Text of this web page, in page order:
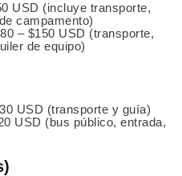
USD (incluye transporte,
campamento)
– $150 USD (transporte,
de equipo)
USD (transporte y guía)
USD (bus público, entrada,